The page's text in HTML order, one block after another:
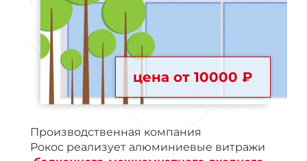
цена от 10000 ₽
Производственная компания
Рокос реализует алюминиевые витражи